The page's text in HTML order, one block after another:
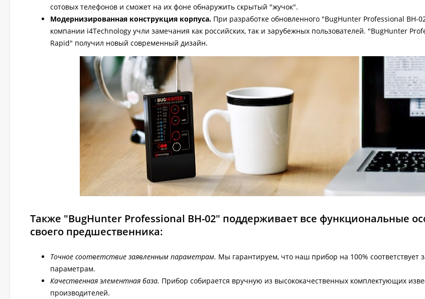
сотовых телефонов и сможет на их фоне обнаружить скрытый "жучок".
Модернизированная конструкция корпуса. При разработке обновленного "BugHunter Professional BH-
компании i4Technology учли замечания как российских, так и зарубежных пользователей. "BugHunter
Rapid" получил новый современный дизайн.
Также "BugHunter Professional BH-02" поддерживает все функциональные
своего предшественника:
Точное соответствие заявленным параметрам. Мы гарантируем, что наш прибор на 100% соответствует
параметрам.
Качественная элементная база. Прибор собирается вручную из высококачественных комплектующих
производителей.